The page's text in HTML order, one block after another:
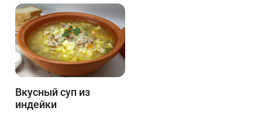
Вкусный суп из
индейки